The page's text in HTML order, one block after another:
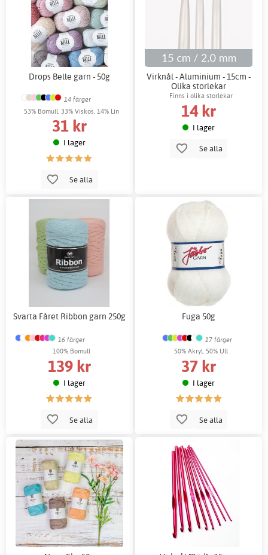
Drops Belle garn - 50g
14 färger
53% Bomull, 33% Viskos, 14% Lin
31 kr
I lager
Se alla
Virknål - Aluminium - 15cm -
Olika storlekar
Finns i olika storlekar
14 kr
I lager
Se alla
Svarta Fåret Ribbon garn 250g
16 färger
100% Bomull
139 kr
I lager
Se alla
Fuga 50g
17 färger
50% Akryl, 50% Ull
37 kr
I lager
Se alla